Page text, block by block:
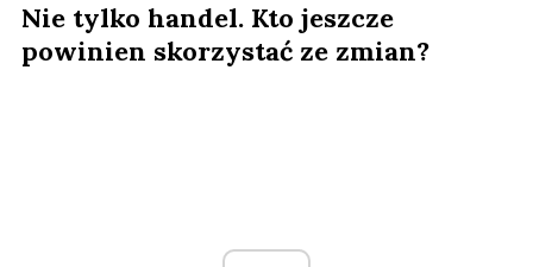
Nie tylko handel. Kto jeszcze
powinien skorzystać ze zmian?